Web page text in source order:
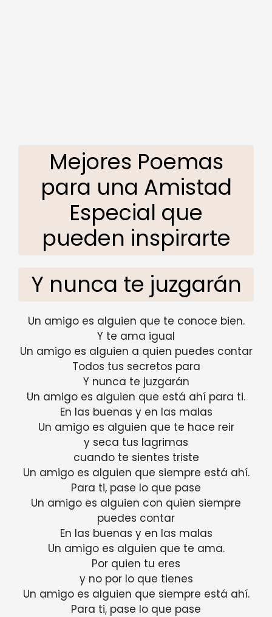
Mejores Poemas
para una Amistad
Especial que
pueden inspirarte
Y nunca te juzgarán
Un amigo es alguien que te conoce bien.
Y te ama igual
Un amigo es alguien a quien puedes contar
Todos tus secretos para
Y nunca te juzgarán
Un amigo es alguien que está ahí para ti.
En las buenas y en las malas
Un amigo es alguien que te hace reir
y seca tus lagrimas
cuando te sientes triste
Un amigo es alguien que siempre está ahí.
Para ti, pase lo que pase
Un amigo es alguien con quien siempre
puedes contar
En las buenas y en las malas
Un amigo es alguien que te ama.
Por quien tu eres
y no por lo que tienes
Un amigo es alguien que siempre está ahí.
Para ti, pase lo que pase